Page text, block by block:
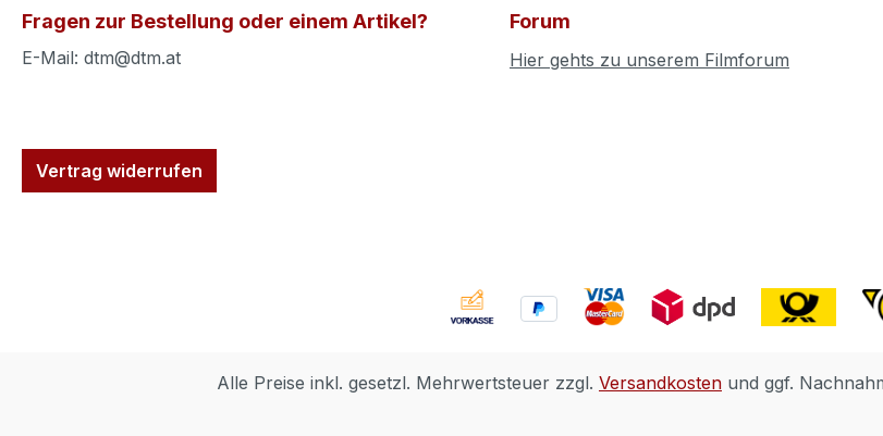
Fragen zur Bestellung oder einem Artikel?
E-Mail: dtm@dtm.at
Vertrag widerrufen
Forum
Hier gehts zu unserem Filmforum
Alle Preise inkl. gesetzl. Mehrwertsteuer zzgl. Versandkosten und ggf.